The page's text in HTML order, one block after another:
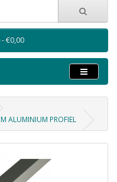
€0,00
ALUMINIUM PROFIEL